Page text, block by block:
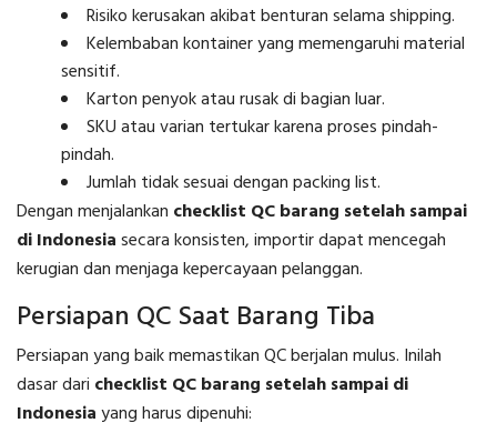
Risiko kerusakan akibat benturan selama shipping.
Kelembaban kontainer yang memengaruhi material
sensitif.
Karton penyok atau rusak di bagian luar.
SKU atau varian tertukar karena proses pindah-
pindah.
Jumlah tidak sesuai dengan packing list.
Dengan menjalankan checklist QC barang setelah sampai
di Indonesiasecara konsisten, importir dapat mencegah
kerugian dan menjaga kepercayaan pelanggan.
Persiapan QC Saat Barang Tiba
Persiapan yang baik memastikan QC berjalan mulus. Inilah
dasar dari checklist QC barang setelah sampai di
Indonesiayang harus dipenuhi: